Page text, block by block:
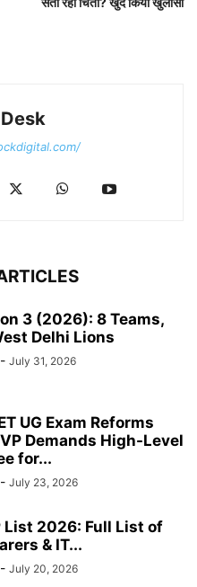
3 (2026): 8 Teams,
Delhi Lions
- July 31, 2026
UG Exam Reforms
Demands High-Level
for...
- July 23, 2026
List 2026: Full List of
& IT...
- July 20, 2026